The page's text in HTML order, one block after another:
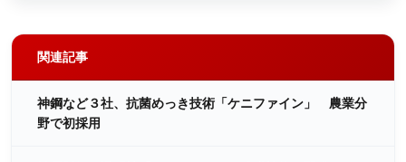
関連記事
神鋼など３社、抗菌めっき技術「ケニファイン」 農業分
野で初採用